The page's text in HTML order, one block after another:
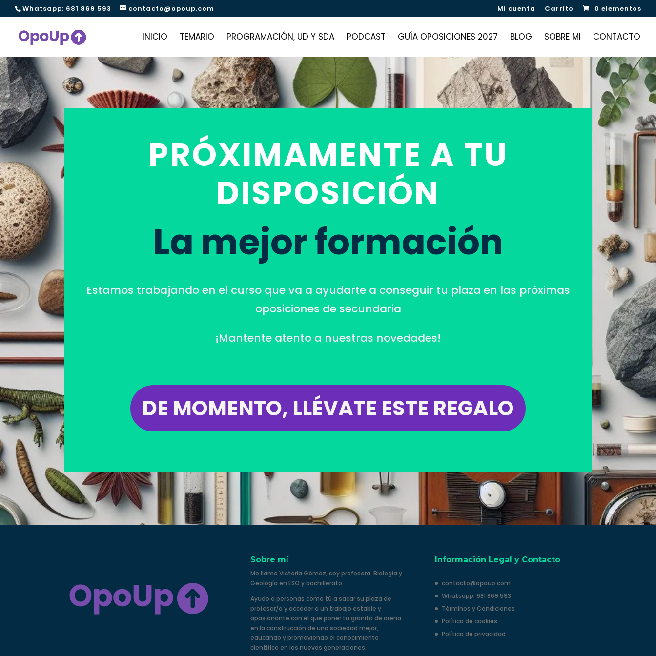
Whatsapp: 681 869 593 contacto@opoup.com Mi cuenta Carrito 0 elementos
INICIO TEMARIO PROGRAMACIÓN, UD Y SDA PODCAST GUÍA OPOSICIONES 2027 BLOG SOBRE MI CONTACTO
PRÓXIMAMENTE A TU
DISPOSICIÓN
La mejor formación
Estamos trabajando en el curso que va a ayudarte a conseguir tu plaza en las próximas
oposiciones de secundaria
¡Mantente atento a nuestras novedades!
DE MOMENTO, LLÉVATE ESTE REGALO
Sobre mí
Me llamo Victoria Gómez, soy profesora Biología y
Geología en ESO y bachillerato.
Ayudo a personas como tú a sacar su plaza de
profesor/a y acceder a un trabajo estable y
apasionante con el que poner tu granito de arena
en la construcción de una sociedad mejor,
educando y promoviendo el conocimiento
científico en las nuevas generaciones.
Información Legal y Contacto
contacto@opoup.com
Whatsapp: 681 869 593
Términos y Condiciones
Política de cookies
Política de privacidad